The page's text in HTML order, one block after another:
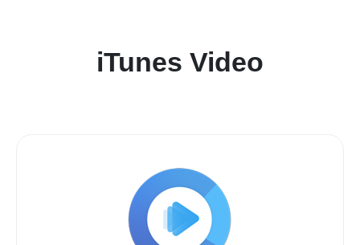
iTunes Video